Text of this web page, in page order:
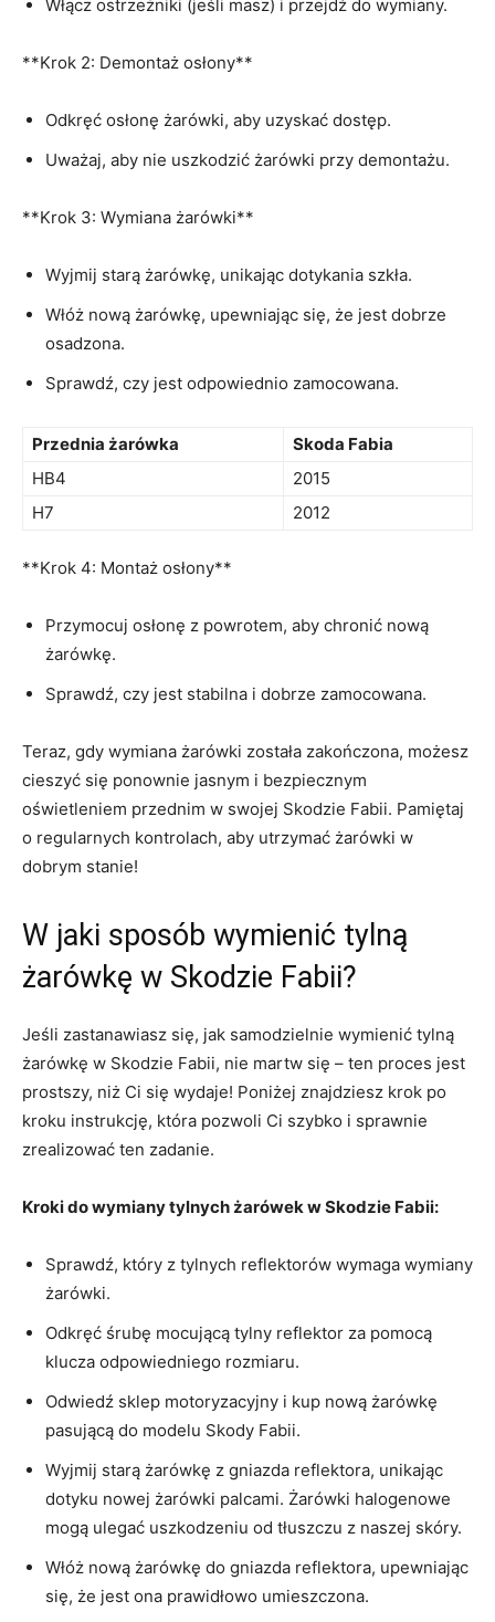
Włącz⁤ ostrzeżniki (jeśli masz) i przejdź do wymiany.
**Krok 2: Demontaż osłony**
Odkręć ‍osłonę żarówki,‍ aby uzyskać dostęp.
Uważaj, aby nie uszkodzić żarówki przy demontażu.
**Krok 3: Wymiana żarówki**
Wyjmij starą żarówkę, unikając dotykania szkła.
Włóż nową żarówkę, upewniając się, że jest‌ dobrze
⁤osadzona.
Sprawdź, czy jest odpowiednio zamocowana.
Przednia żarówka
Skoda Fabia
HB4
2015
H7
2012
**Krok 4: Montaż osłony**
Przymocuj osłonę z powrotem, aby chronić⁤ nową
żarówkę.
Sprawdź, czy ⁢jest stabilna i ⁢dobrze zamocowana.
Teraz, gdy‍ wymiana ⁤żarówki została zakończona, możesz
cieszyć się ponownie jasnym i bezpiecznym
oświetleniem przednim​ w swojej Skodzie ⁢Fabii. Pamiętaj
o regularnych kontrolach, aby utrzymać żarówki w
dobrym stanie!
W jaki sposób wymienić‌ tylną
żarówkę w Skodzie Fabii?
Jeśli zastanawiasz się, jak samodzielnie wymienić tylną
żarówkę w Skodzie Fabii, nie martw się – ten proces jest
prostszy, ‌niż​ Ci się wydaje!‍ Poniżej znajdziesz‌ krok po
kroku ⁢instrukcję, która pozwoli ⁤Ci szybko i sprawnie
zrealizować ten zadanie.
Kroki do wymiany‌ tylnych żarówek w Skodzie Fabii:
Sprawdź, który z tylnych reflektorów wymaga wymiany
‍żarówki.
Odkręć śrubę mocującą tylny reflektor za pomocą
klucza odpowiedniego rozmiaru.
Odwiedź sklep motoryzacyjny i kup nową żarówkę‍
pasującą do modelu Skody Fabii.
Wyjmij​ starą żarówkę z gniazda reflektora, unikając
dotyku nowej żarówki palcami. Żarówki halogenowe⁤
mogą ulegać uszkodzeniu od tłuszczu z naszej skóry.
Włóż nową żarówkę do ⁢gniazda reflektora,⁣ upewniając
⁤się, że jest ona ⁤prawidłowo umieszczona.